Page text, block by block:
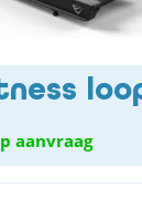
aanvraag